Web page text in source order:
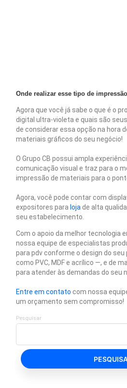
Onde realizar esse tipo de
Agora que você já sabe o que é o
digital ultra-violeta e quais são
de considerar essa opção na hora
materiais gráficos do seu negócio!
O Grupo CB possui ampla
comunicação visual e traz para o
impressão de materiais para o
Agora, você pode contar com
expositores para loja de alta
seu estabelecimento.
Com o apoio da melhor tecnologia
nossa equipe de especialistas
para pdv conforme o design do
como PVC, MDF e acrílico —, e de
para atender às demandas do seu
Entre em contato com nossa
um orçamento sem compromisso!
Pesquisar